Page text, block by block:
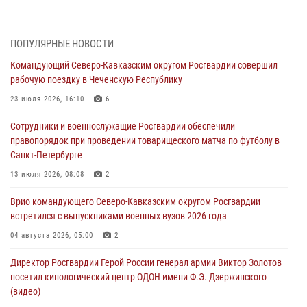
Смольного собора в Санкт-Петербурге (видео)
07 августа 2026, 11:34
взрывобезопасности
07 августа 2026, 11:33
Рэпер ST посетил раненых росгвардейцев в Главном военном
07 августа 2026, 11:18 2
Патриотическая акция «Каникулы с Росгвардией» прошла в
07 августа 2026, 11:00
ПОПУЛЯРНЫЕ НОВОСТИ
Командующий Северо-Кавказским округом Росгвардии совершил
рабочую поездку в Чеченскую Республику
23 июля 2026, 16:10 6
Сотрудники и военнослужащие Росгвардии обеспечили
правопорядок при проведении товарищеского матча по футболу в
Санкт-Петербурге
13 июля 2026, 08:08 2
Врио командующего Северо-Кавказским округом Росгвардии
встретился с выпускниками военных вузов 2026 года
04 августа 2026, 05:00 2
Директор Росгвардии Герой России генерал армии Виктор Золотов
посетил кинологический центр ОДОН имени Ф.Э. Дзержинского
(видео)